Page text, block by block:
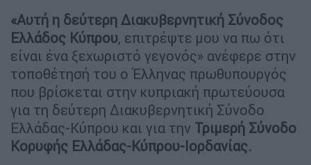
«Αυτή η δεύτερη Διακυβερνητική Σύνοδος
Ελλάδος Κύπρου, επιτρέψτε μου να πω ότι
είναι ένα ξεχωριστό γεγονός» ανέφερε στην
τοποθέτησή του ο Έλληνας πρωθυπουργός
που βρίσκεται στην κυπριακή πρωτεύουσα
για τη δεύτερη Διακυβερνητική Σύνοδο
Ελλάδας-Κύπρου και για την Τριμερή Σύνοδο
Κορυφής Ελλάδας-Κύπρου-Ιορδανίας.